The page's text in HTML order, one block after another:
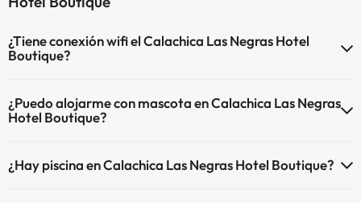
¿Tiene conexión wifi el Calachica Las Negras Hotel
Boutique?
¿Puedo alojarme con mascota en Calachica Las Negras
Hotel Boutique?
(previa petición y de pago directo en hotel). Consulta las
¿Hay piscina en Calachica Las Negras Hotel Boutique?